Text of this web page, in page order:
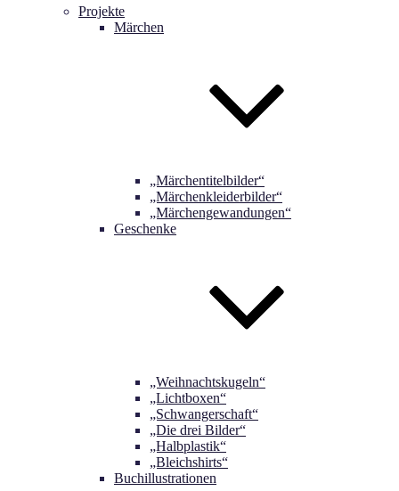
Projekte
Märchen
„Märchentitelbilder“
„Märchenkleiderbilder“
„Märchengewandungen“
Geschenke
„Weihnachtskugeln“
„Lichtboxen“
„Schwangerschaft“
„Die drei Bilder“
„Halbplastik“
„Bleichshirts“
Buchillustrationen